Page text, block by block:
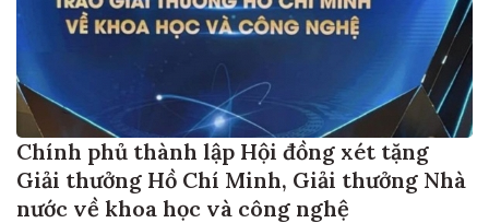
Chính phủ thành lập Hội đồng xét tặng
Giải thưởng Hồ Chí Minh, Giải thưởng Nhà
nước về khoa học và công nghệ